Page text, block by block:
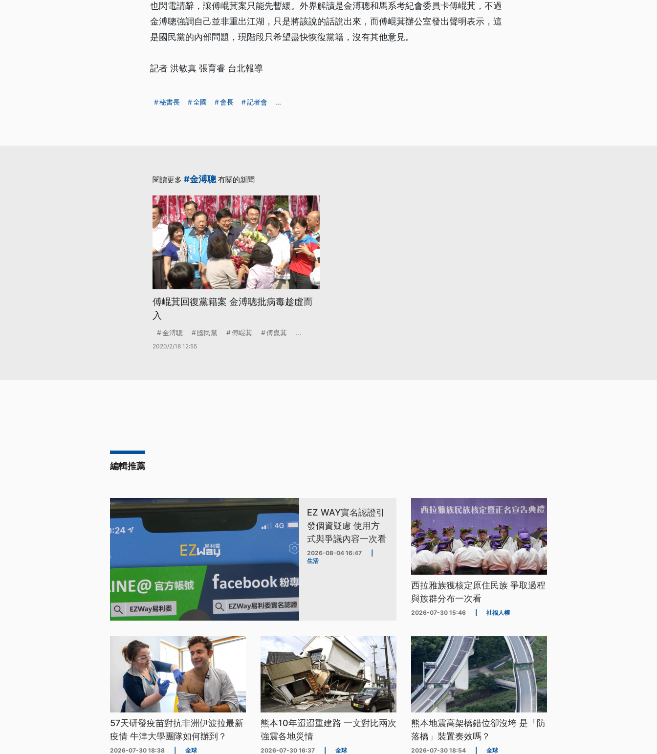
也閃電請辭，讓傅崐萁案只能先暫緩。外界解讀是金溥聰和馬系考紀會委員卡傅崐萁，不過
金溥聰強調自己並非重出江湖，只是將該說的話說出來，而傅崐萁辦公室發出聲明表示，這
是國民黨的內部問題，現階段只希望盡快恢復黨籍，沒有其他意見。
記者 洪敏真 張育睿 台北報導
秘書長 全國 會長 記者會 ...
閱讀更多 #金溥聰有關的新聞
傅崐萁回復黨籍案 金溥聰批病毒趁虛而
入
金溥聰 國民黨 傅崐萁 傅崑萁 ...
2020/2/18 12:55
編輯推薦
EZ WAY實名認證引
發個資疑慮 使用方
式與爭議內容一次看
2026-08-04 16:47
生活
西拉雅族獲核定原住民族 爭取過程
與族群分布一次看
2026-07-30 15:46 社福人權
57天研發疫苗對抗非洲伊波拉最新
疫情 牛津大學團隊如何辦到？
2026-07-30 18:38 全球
熊本10年迢迢重建路 一文對比兩次
強震各地災情
2026-07-30 16:37 全球
熊本地震高架橋錯位卻沒垮 是「防
落橋」裝置奏效嗎？
2026-07-30 18:54 全球